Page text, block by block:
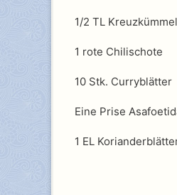
1/2 TL Kreuzkümmel
1 rote Chilischote
10 Stk. Curryblätter
Eine Prise
1 EL